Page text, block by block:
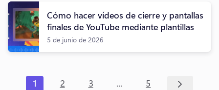
Cómo hacer vídeos de cierre y pantallas
finales de YouTube mediante plantillas
5 de junio de 2026
1 2 3 ... 5